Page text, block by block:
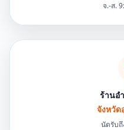
จ.-ส.
ร้านอ
จังหวั
นัดรับถึ